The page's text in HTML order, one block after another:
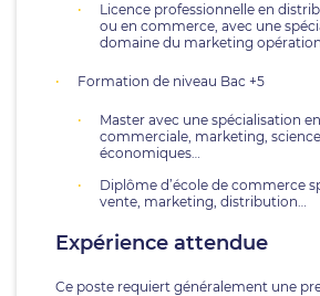
Licence professionnelle en
ou en commerce, avec une
domaine du marketing
Formation de niveau Bac +5
Master avec une spécialisation
commerciale, marketing,
économiques…
Diplôme d’école de commerce
vente, marketing, distribution…
Expérience attendue
Ce poste requiert généralement une